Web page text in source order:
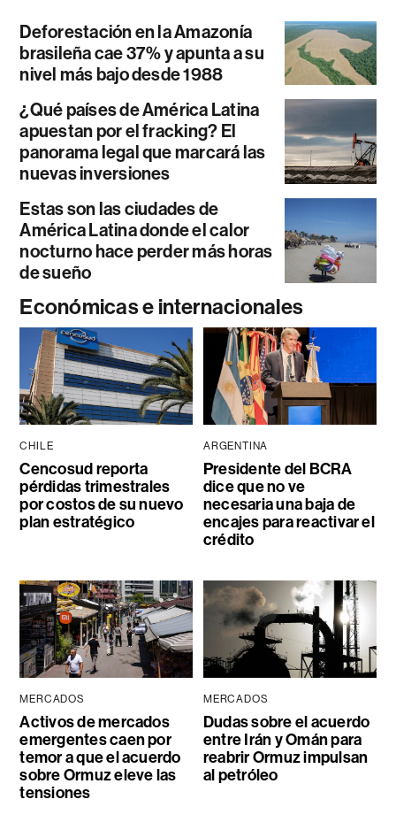
Deforestación en la Amazonía
brasileña cae 37% y apunta a su
nivel más bajo desde 1988
¿Qué países de América Latina
apuestan por el fracking? El
panorama legal que marcará las
nuevas inversiones
Estas son las ciudades de
América Latina donde el calor
nocturno hace perder más horas
de sueño
Económicas e internacionales
CHILE
Cencosud reporta
pérdidas trimestrales
por costos de su nuevo
plan estratégico
ARGENTINA
Presidente del BCRA
dice que no ve
necesaria una baja de
encajes para reactivar el
crédito
MERCADOS
Activos de mercados
emergentes caen por
temor a que el acuerdo
sobre Ormuz eleve las
tensiones
MERCADOS
Dudas sobre el acuerdo
entre Irán y Omán para
reabrir Ormuz impulsan
al petróleo